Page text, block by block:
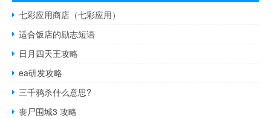
七彩应用商店（七彩应用）
适合饭店的励志短语
日月四天王攻略
ea研发攻略
三千鸦杀什么意思?
丧尸围城3 攻略